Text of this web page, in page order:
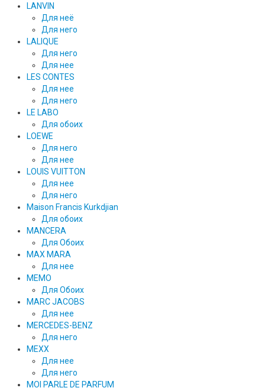
LANVIN
Для неё
Для него
LALIQUE
Для него
Для нее
LES CONTES
Для нее
Для него
LE LABO
Для обоих
LOEWE
Для него
Для нее
LOUIS VUITTON
Для нее
Для него
Maison Francis Kurkdjian
Для обоих
MANCERA
Для Обоих
MAX MARA
Для нее
MEMO
Для Обоих
MARC JACOBS
Для нее
MERCEDES-BENZ
Для него
MEXX
Для нее
Для него
MOI PARLE DE PARFUM